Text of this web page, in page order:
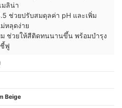
มลิน่า
ช่วยปรับสมดุลค่า pH และเพิ่ม
หลุดง่าย
ช่วยให้สีติดทนนานขึ้น พร้อมบำรุง
ฟู
Beige